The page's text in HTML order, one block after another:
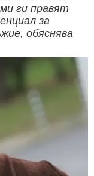
ги правят
за
обяснява